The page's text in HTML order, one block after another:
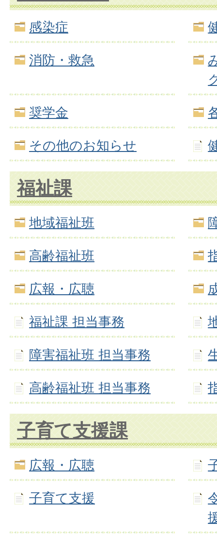
感染症
消防・救急
奨学金
その他のお知らせ
福祉課
地域福祉班
高齢福祉班
広報・広聴
福祉課 担当事務
障害福祉班 担当事務
高齢福祉班 担当事務
子育て支援課
広報・広聴
子育て支援